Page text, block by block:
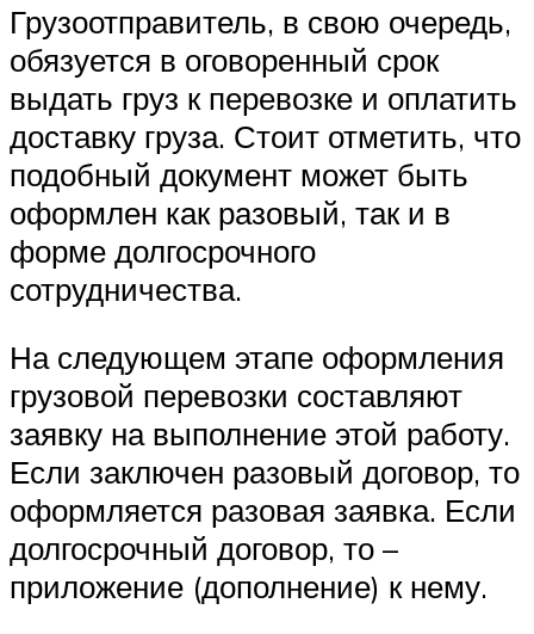
Грузоотправитель, в свою очередь,
обязуется в оговоренный срок
выдать груз к перевозке и оплатить
доставку груза. Стоит отметить, что
подобный документ может быть
оформлен как разовый, так и в
форме долгосрочного
сотрудничества.
На следующем этапе оформления
грузовой перевозки составляют
заявку на выполнение этой работу.
Если заключен разовый договор, то
оформляется разовая заявка. Если
долгосрочный договор, то –
приложение (дополнение) к нему.